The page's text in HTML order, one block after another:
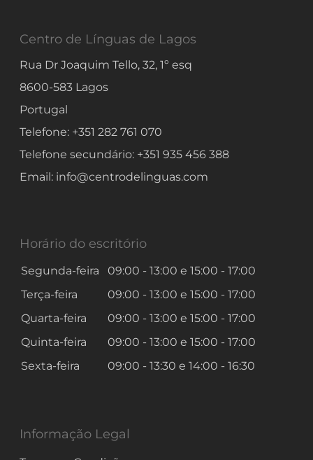
Centro de Línguas de Lagos
Rua Dr Joaquim Tello, 32, 1º esq
8600-583 Lagos
Portugal
Telefone: +351 282 761 070
Telefone secundário: +351 935 456 388
Email: info@centrodelinguas.com
Horário do escritório
Segunda-feira 09:00 - 13:00 e 15:00 - 17:00
Terça-feira
09:00 - 13:00 e 15:00 - 17:00
Quarta-feira
09:00 - 13:00 e 15:00 - 17:00
Quinta-feira
09:00 - 13:00 e 15:00 - 17:00
Sexta-feira
09:00 - 13:30 e 14:00 - 16:30
Informação Legal